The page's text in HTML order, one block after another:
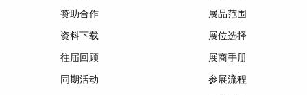
赞助合作
资料下载
往届回顾
同期活动
展品范围
展位选择
展商手册
参展流程